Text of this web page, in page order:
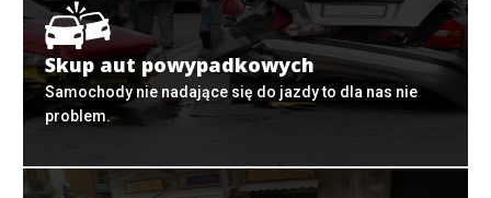
Skup aut powypadkowych
Samochody nie nadające się do jazdy to dla nas nie
problem.